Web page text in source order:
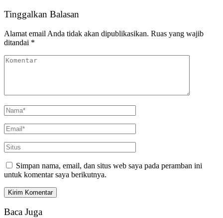
Tinggalkan Balasan
Alamat email Anda tidak akan dipublikasikan. Ruas yang wajib
ditandai *
Simpan nama, email, dan situs web saya pada peramban ini
untuk komentar saya berikutnya.
Baca Juga